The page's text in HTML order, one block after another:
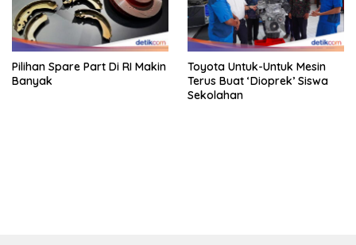
Pilihan Spare Part Di RI Makin
Banyak
Toyota Untuk-Untuk Mesin
Terus Buat ‘Dioprek’ Siswa
Sekolahan